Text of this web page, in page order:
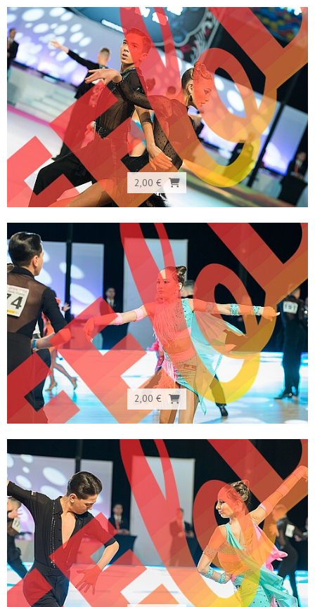
2,00 €
2,00 €